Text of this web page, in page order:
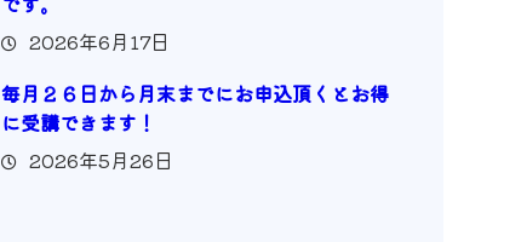
2026年6月17日
毎月２６日から月末までにお申込頂くとお得
に受講できます！
2026年5月26日